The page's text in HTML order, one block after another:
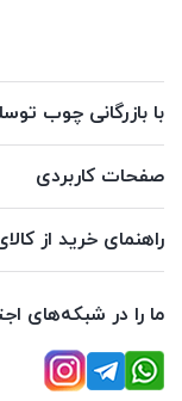
با بازرگانی چوب
صفحات کاربردی
راهنمای خرید از
ما را در شبکه‌های